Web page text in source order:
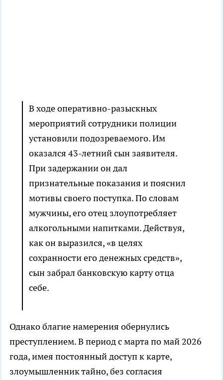
В ходе оперативно-разыскных
мероприятий сотрудники полиции
установили подозреваемого. Им
оказался 43-летний сын заявителя.
При задержании он дал
признательные показания и пояснил
мотивы своего поступка. По словам
мужчины, его отец злоупотребляет
алкогольными напитками. Действуя,
как он выразился, «в целях
сохранности его денежных средств»,
сын забрал банковскую карту отца
себе.
Однако благие намерения обернулись
преступлением. В период с марта по май 2026
года, имея постоянный доступ к карте,
злоумышленник тайно, без согласия